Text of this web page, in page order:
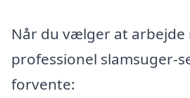
Når du vælger at arbejde
professionel slamsuger-
forvente: